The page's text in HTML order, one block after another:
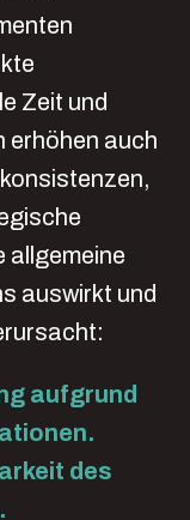
Zeit und
erhöhen auch
allgemeine
auswirkt und
aufgrund
des